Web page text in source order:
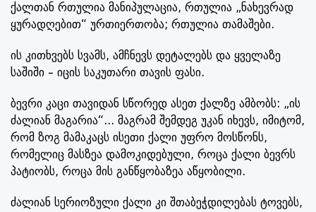
ქალთან რთულია მანიპულაცია, რთულია „ნახევრად
ყურადღებით“ ურთიერთობა; რთულია თამაშები.
ის კითხვებს სვამს, ამჩნევს დეტალებს და ყველაზე
საშიში – იცის საკუთარი თავის ფასი.
ბევრი კაცი თავიდან სწორედ ასეთ ქალზე ამბობს: „ის
ძალიან მაგარია“... მაგრამ შემდეგ უკან იხევს, იმიტომ,
რომ ზოგ მამაკაცს ისეთი ქალი უფრო მოსწონს,
რომელიც მასზეა დამოკიდებული, როცა ქალი ბევრს
პატიობს, როცა მის განწყობაზეა აწყობილი.
ძალიან სერიოზული ქალი კი შთაბეჭდილებას ტოვებს,